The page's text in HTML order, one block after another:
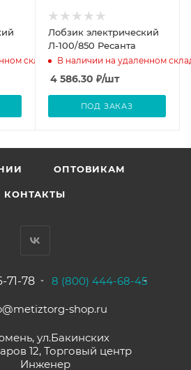
складе
Лобзик электрический
Л-100/850 Ресанта
В наличии на удаленном
4 586.30 ₽/шт
ПОД ЗАКАЗ
ОПТОВИКАМ
КОНТАКТЫ
71-78 8 (800) 444-68-45
shop.ru
ул.Бакинских
12, Торговый центр
Инженер